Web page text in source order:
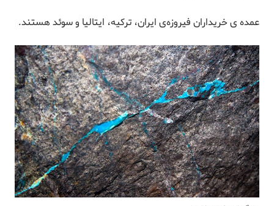
عمده ی خریداران فیروزه‌ی ایران، ترکیه، ایتالیا و سوئد هستند.